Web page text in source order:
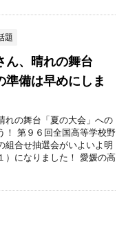
題
ん、晴れの舞台
準備は早めにしま
れの舞台「夏の大会」への
！ 第９６回全国高等学校野
組合せ抽選会がいよいよ明
）になりました！ 愛媛の高